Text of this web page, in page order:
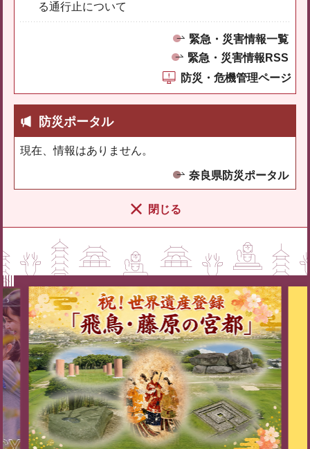
る通行止について
緊急・災害情報一覧
緊急・災害情報RSS
防災・危機管理ページ
防災ポータル
現在、情報はありません。
奈良県防災ポータル
閉じる